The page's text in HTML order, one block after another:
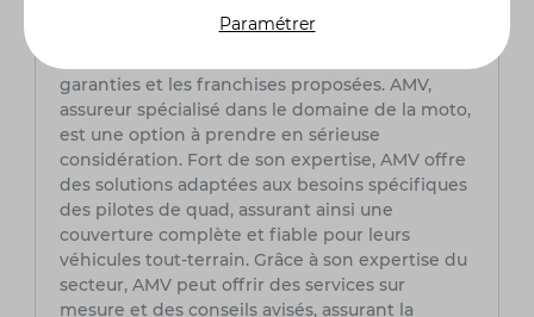
Pour choisir avec soin votre assurance quad /
garanties et les franchises proposées. AMV,
assureur spécialisé dans le domaine de la moto,
est une option à prendre en sérieuse
considération. Fort de son expertise, AMV offre
des solutions adaptées aux besoins spécifiques
des pilotes de quad, assurant ainsi une
couverture complète et fiable pour leurs
véhicules tout-terrain. Grâce à son expertise du
secteur, AMV peut offrir des services sur
mesure et des conseils avisés, assurant la
Paramétrer